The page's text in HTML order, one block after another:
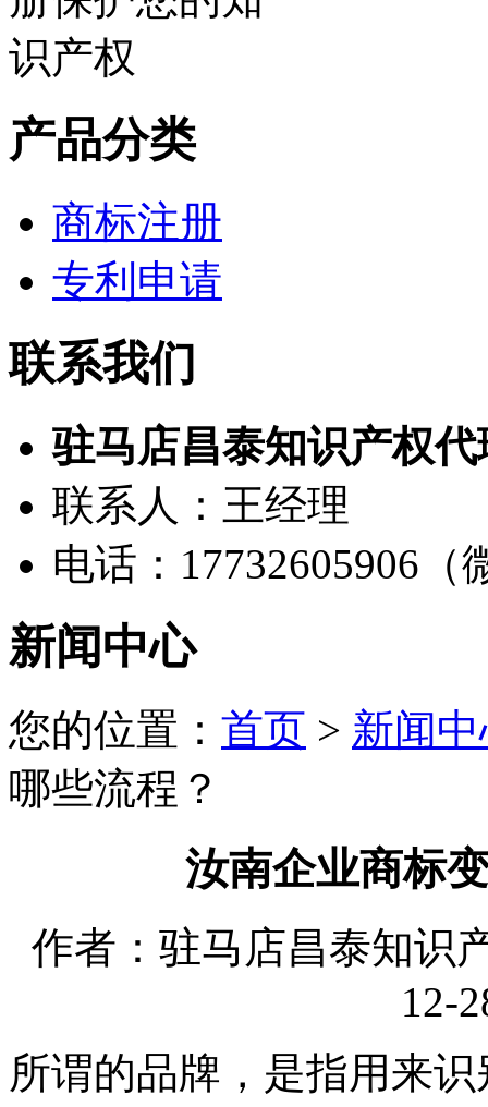
产品分类
商标注册
专利申请
联系我们
驻马店昌泰知识产权
联系人：王经理
电话：17732605906（
新闻中心
您的位置： 首页 > 新闻
哪些流程？
汝南企业商标
作者：驻马店昌泰知识
12-
所谓的品牌，是指用来